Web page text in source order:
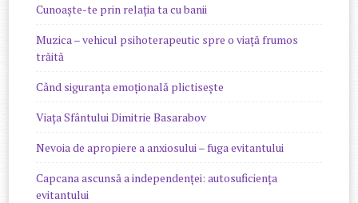
Cunoaște-te prin relația ta cu banii
Muzica – vehicul psihoterapeutic spre o viață frumos
trăită
Când siguranța emoțională plictisește
Viața Sfântului Dimitrie Basarabov
Nevoia de apropiere a anxiosului – fuga evitantului
Capcana ascunsă a independenței: autosuficiența
evitantului